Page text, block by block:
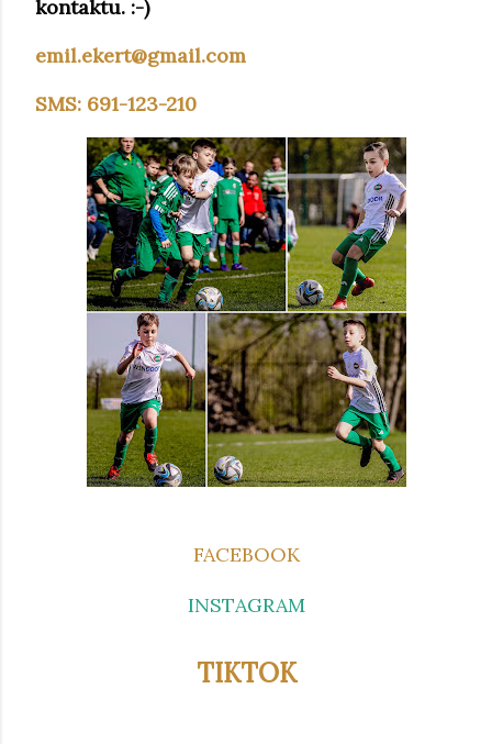
kontaktu. :-)
emil.ekert@gmail.com
SMS: 691-123-210
FACEBOOK
INSTAGRAM
TIKTOK